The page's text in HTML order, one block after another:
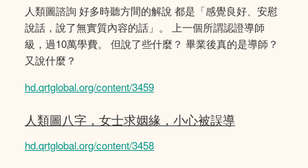
人類圖諮詢 好多時聽方間的解說 都是「感覺良好、安慰
說話，說了無實質內容的話」。 上一個所謂認證導師
級，過10萬學費。 但說了些什麼？ 畢業後真的是導師？
又說什麼？
hd.qrtglobal.org/content/3459
人類圖八字，女士求姻緣，小心被誤導
hd.qrtglobal.org/content/3458